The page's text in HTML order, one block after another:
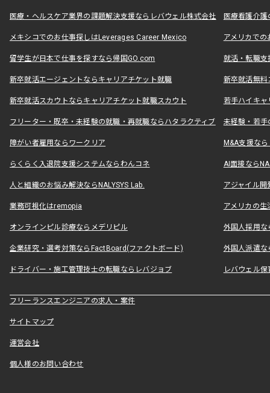
医療・ヘルスケア業界の課題解決支援ならレバウェル株式会社 医療看護介
メキシコでのお仕事探しはLeverages Career Mexico アメリカで
留学生が日本で仕事を探すなら帰国GO.com 就活・転職
新卒就活エージェントならキャリアチケット就職 新卒就活無料
新卒就活スカウトならキャリアチケット就職スカウト 若手ハイキ
フリーター・既卒・未経験の就職・再就職ならハタラクティブ 未経験・若手
障がい者雇用ならワークリア M&A支援な
らくらく入退院支援システムならわんコネ AI面接なら
人と組織のお悩み解決ならNALYSYS Lab. アジャイル
業務可視化はremopia アメリカの
オンラインピル診療ならメデリピル 外国人採用
企業研究・選考対策ならFactBoard(ファクトボード) 外国人派遣な
ドライバー・施工管理技士の転職ならレバジョブ レバウェル
フリーランスエンジニアの求人・案件
サイトマップ
運営会社
個人様のお問い合わせ